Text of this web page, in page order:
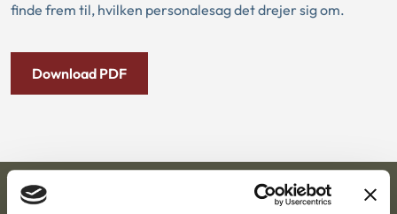
finde frem til, hvilken personalesag det drejer sig om.
Download PDF
Ankestyrelsen